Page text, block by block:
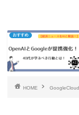
おすすめ
HOME GoogleCloud